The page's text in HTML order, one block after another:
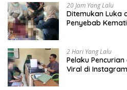
20 Jam Yang Lalu
Ditemukan Luka
Penyebab
2 Hari Yang Lalu
Pelaku
Viral di